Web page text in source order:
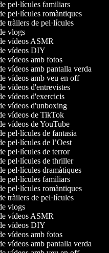
de pel·lícules familiars
de pel·lícules romàntiques
de tràilers de pel·lícules
vlogs
de vídeos ASMR
de vídeos DIY
de vídeos amb fotos
de vídeos amb pantalla verda
de vídeos amb veu en off
de vídeos d'entrevistes
de vídeos d'exercicis
de vídeos d'unboxing
de vídeos de TikTok
de vídeos de YouTube
pel·lícules de fantasia
pel·lícules de l’Oest
de pel·lícules de terror
de pel·lícules de thriller
de pel·lícules dramàtiques
de pel·lícules familiars
de pel·lícules romàntiques
de tràilers de pel·lícules
vlogs
de vídeos ASMR
de vídeos DIY
de vídeos amb fotos
de vídeos amb pantalla verda